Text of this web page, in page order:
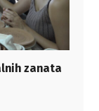
zanata